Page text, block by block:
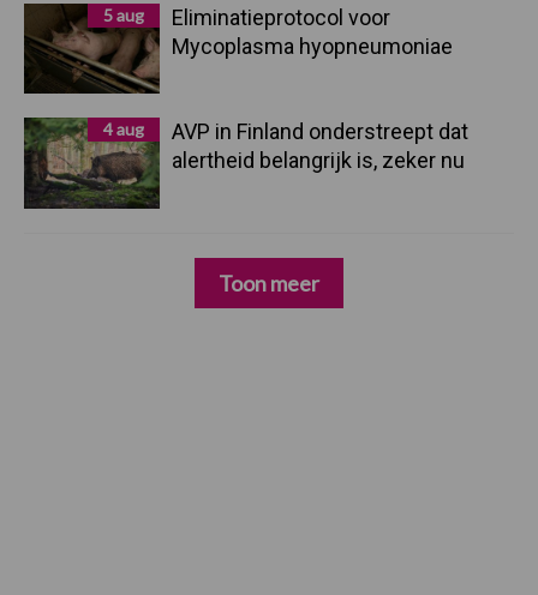
5 aug
Eliminatieprotocol voor
Mycoplasma hyopneumoniae
4 aug
AVP in Finland onderstreept dat
alertheid belangrijk is, zeker nu
Toon meer